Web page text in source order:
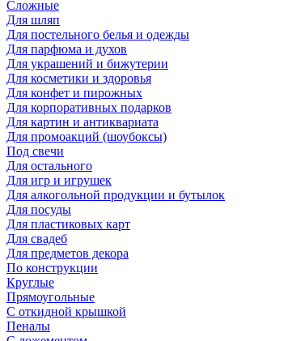
Сложные
Для шляп
Для постельного белья и одежды
Для парфюма и духов
Для украшений и бижутерии
Для косметики и здоровья
Для конфет и пирожных
Для корпоративных подарков
Для картин и антиквариата
Для промоакций (шоубоксы)
Под свечи
Для остального
Для игр и игрушек
Для алкогольной продукции и бутылок
Для посуды
Для пластиковых карт
Для свадеб
Для предметов декора
По конструкции
Круглые
Прямоугольные
С откидной крышкой
Пеналы